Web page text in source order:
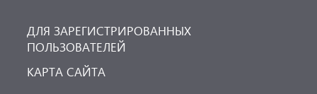
ДЛЯ ЗАРЕГИСТРИРОВАННЫХ
ПОЛЬЗОВАТЕЛЕЙ
КАРТА САЙТА